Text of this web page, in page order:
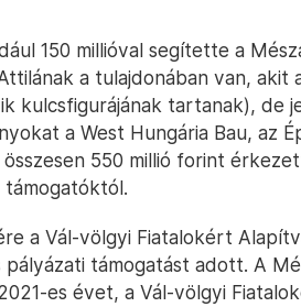
150 millióval segítette a
a tulajdonában van, akit
kulcsfigurájának tartanak), de
a West Hungária Bau, az
550 millió forint
a Vál-völgyi Fiatalokért
támogatást adott. A
es évet, a Vál-völgyi